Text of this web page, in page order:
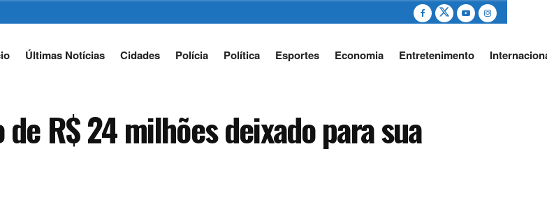
Últimas Notícias Cidades Polícia Política Esportes Economia Entretenimento
R$ 24 milhões deixado para sua